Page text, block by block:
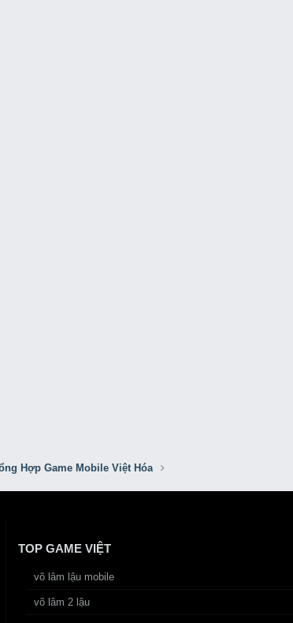
Hợp Game Mobile Việt Hóa
TOP GAME VIỆT
võ lâm lậu mobile
võ lâm 2 lậu